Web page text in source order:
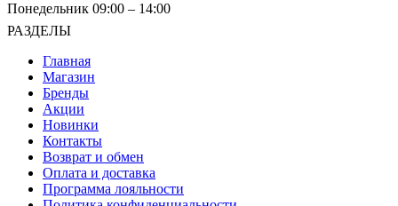
Понедельник 09:00 – 14:00
РАЗДЕЛЫ
Главная
Магазин
Бренды
Акции
Новинки
Контакты
Возврат и обмен
Оплата и доставка
Программа лояльности